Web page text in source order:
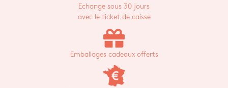
Echange sous 30 jours
avec le ticket de caisse
Emballages cadeaux offerts